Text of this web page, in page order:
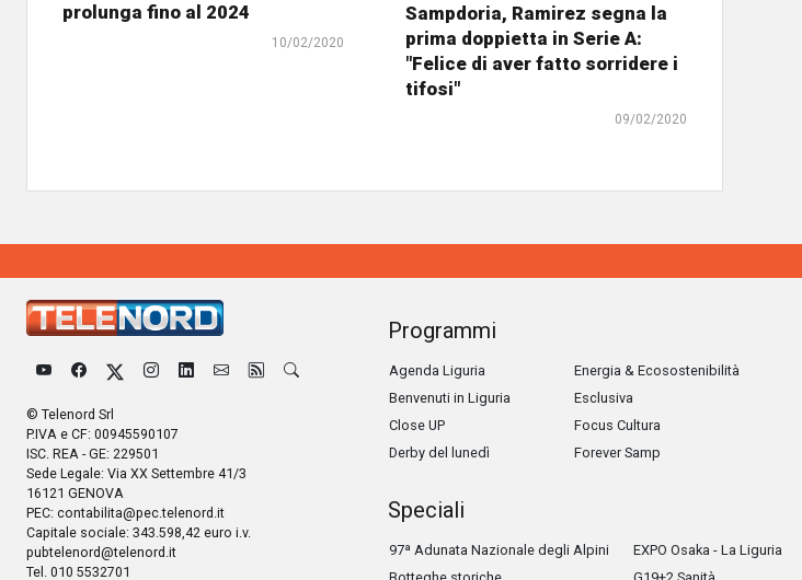
prolunga fino al 2024
10/02/2020
Sampdoria, Ramirez segna la
prima doppietta in Serie A:
"Felice di aver fatto sorridere i
tifosi"
09/02/2020
© Telenord Srl
P.IVA e CF: 00945590107
ISC. REA - GE: 229501
Sede Legale: Via XX Settembre 41/3
16121 GENOVA
PEC: contabilita@pec.telenord.it
Capitale sociale: 343.598,42 euro i.v.
pubtelenord@telenord.it
Tel. 010 5532701
Programmi
Agenda Liguria
Benvenuti in Liguria
Close UP
Derby del lunedì
Energia & Ecosostenibilità
Esclusiva
Focus Cultura
Forever Samp
Speciali
97ª Adunata Nazionale degli Alpini
EXPO Osaka - La Liguria